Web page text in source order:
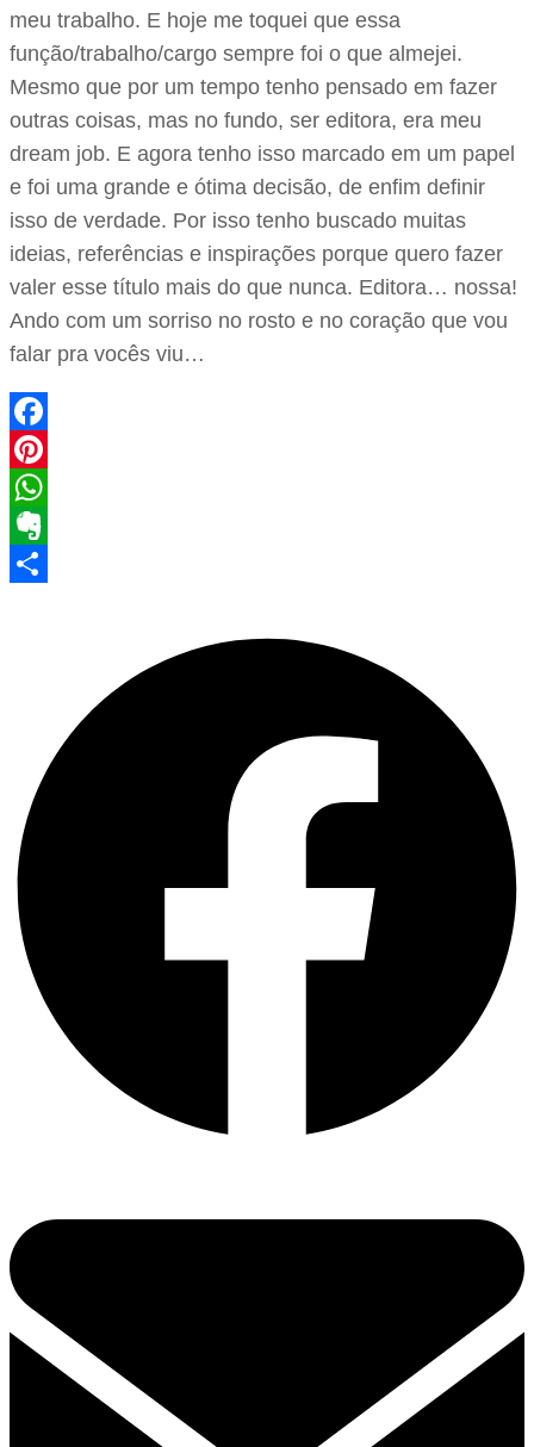
meu trabalho. E hoje me toquei que essa
função/trabalho/cargo sempre foi o que almejei.
Mesmo que por um tempo tenho pensado em fazer
outras coisas, mas no fundo, ser editora, era meu
dream job. E agora tenho isso marcado em um papel
e foi uma grande e ótima decisão, de enfim definir
isso de verdade. Por isso tenho buscado muitas
ideias, referências e inspirações porque quero fazer
valer esse título mais do que nunca. Editora… nossa!
Ando com um sorriso no rosto e no coração que vou
falar pra vocês viu…
Facebook
Pinterest
WhatsApp
Evernote